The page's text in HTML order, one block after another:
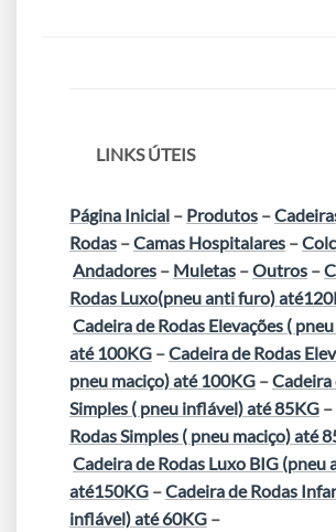
LINKS ÚTEIS
Página Inicial – Produtos –
Rodas –Camas Hospitalares –
Andadores – Muletas –Outros –
Rodas Luxo(pneu anti furo)
Cadeira de Rodas Elevações (
até 100KG –Cadeira de Rodas
pneu maciço) até 100KG –Cadeira
Simples ( pneu inflável) até 85KG –
Rodas Simples ( pneu maciço) até
Cadeira de Rodas Luxo BIG (pneu
até150KG –Cadeira de Rodas
inflável) até 60KG –